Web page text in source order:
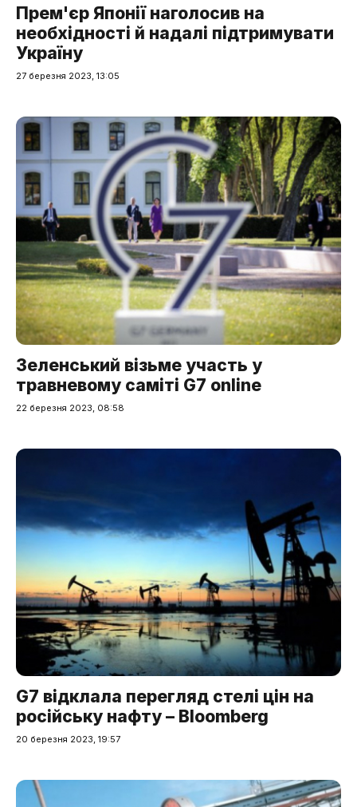
Прем'єр Японії наголосив на
необхідності й надалі підтримувати
Україну
27 березня 2023, 13:05
Зеленський візьме участь у
травневому саміті G7 online
22 березня 2023, 08:58
G7 відклала перегляд стелі цін на
російську нафту – Bloomberg
20 березня 2023, 19:57